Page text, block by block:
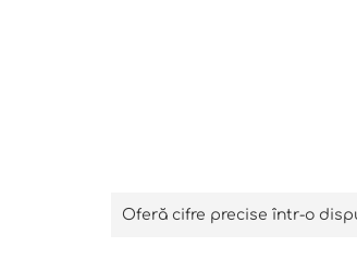
Oferă cifre precise într-o